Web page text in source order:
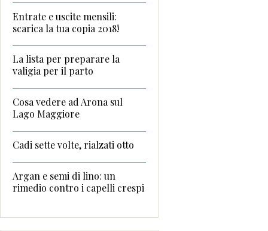
Entrate e uscite mensili:
scarica la tua copia 2018!
La lista per preparare la
valigia per il parto
Cosa vedere ad Arona sul
Lago Maggiore
Cadi sette volte, rialzati otto
Argan e semi di lino: un
rimedio contro i capelli crespi